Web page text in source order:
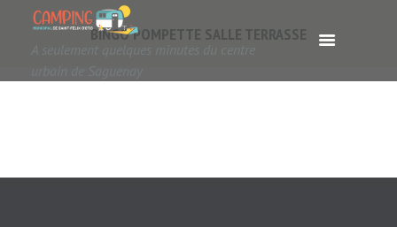
A seulement quelques minutes du centre
urbain de Saguenay
BINGO POMPETTE SALLE TERRASSE